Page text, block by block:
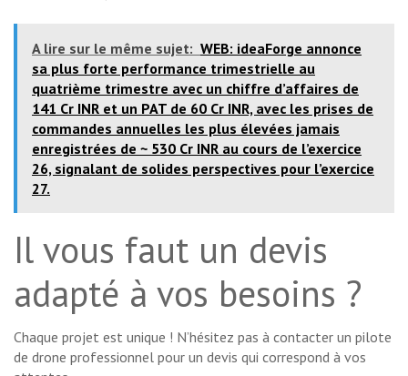
A lire sur le même sujet: WEB: ideaForge annonce
sa plus forte performance trimestrielle au
quatrième trimestre avec un chiffre d’affaires de
141 Cr INR et un PAT de 60 Cr INR, avec les prises de
commandes annuelles les plus élevées jamais
enregistrées de ~ 530 Cr INR au cours de l’exercice
26, signalant de solides perspectives pour l’exercice
27.
Il vous faut un devis
adapté à vos besoins ?
Chaque projet est unique ! N’hésitez pas à contacter un pilote
de drone professionnel pour un devis qui correspond à vos